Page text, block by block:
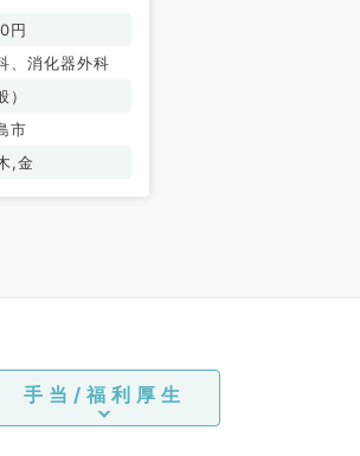
円
、消化器外科
市
,金
手当/福利厚生